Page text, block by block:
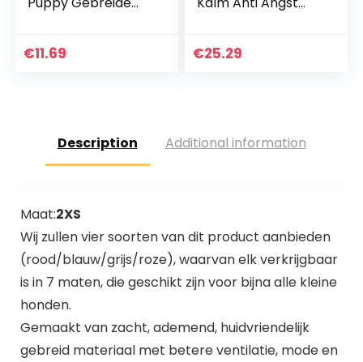
Comfortabele
Honden Katten
Puppy Roze Rood
Blauw Grijs Gras –
€11.69
voor Pet Puppy
€25.29
Description Additional information
Maat:2XS
Wij zullen vier soorten van dit product aanbieden
(rood/blauw/grijs/roze), waarvan elk verkrijgbaar
is in 7 maten, die geschikt zijn voor bijna alle kleine
honden.
Gemaakt van zacht, ademend, huidvriendelijk
gebreid materiaal met betere ventilatie, mode en